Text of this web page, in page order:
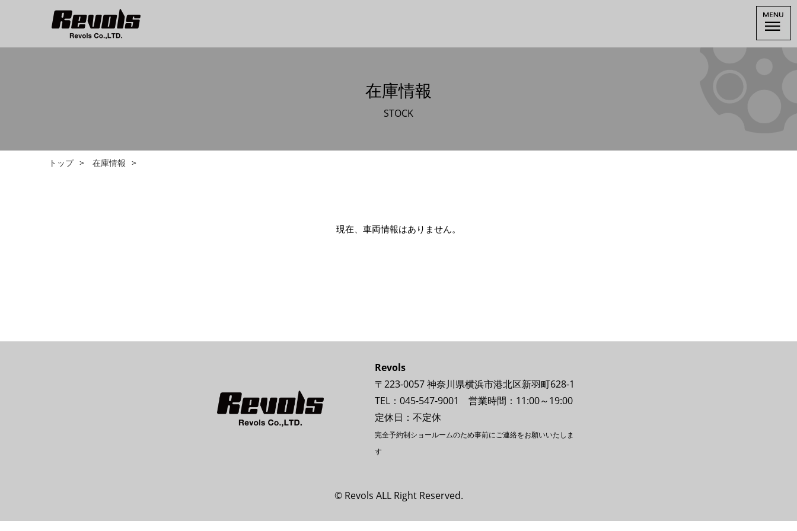
在庫情報
STOCK
トップ 在庫情報
現在、車両情報はありません。
Revols
〒223-0057 神奈川県横浜市港北区新羽町628-1
TEL：045-547-9001 営業時間：11:00～19:00
定休日：不定休
完全予約制ショールームのため事前にご連絡をお願いいたしま
す
© Revols ALL Right Reserved.